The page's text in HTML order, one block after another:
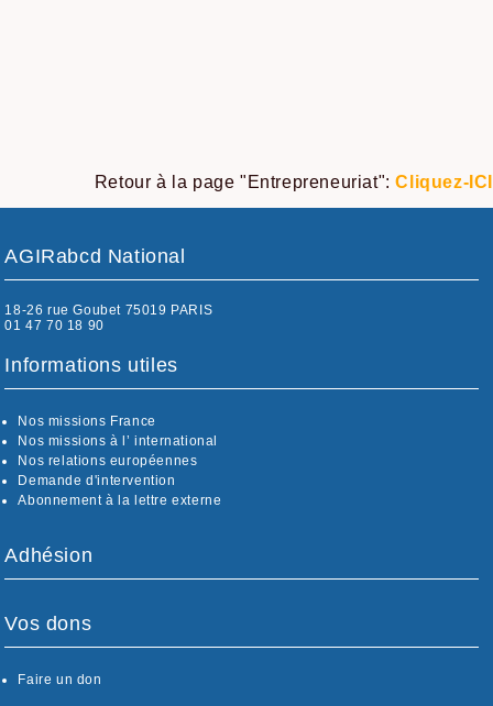
Retour à la page "Entrepreneuriat":Cliquez-ICI
AGIRabcd National
18-26 rue Goubet 75019 PARIS
01 47 70 18 90
Informations utiles
Nos missions France
Nos missions à l’ international
Nos relations européennes
Demande d'intervention
Abonnement à la lettre externe
Adhésion
Vos dons
Faire un don